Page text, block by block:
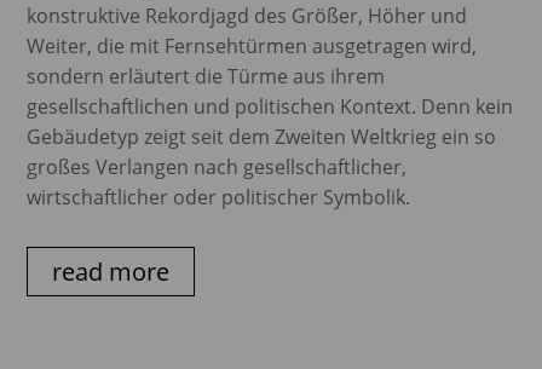
konstruktive Rekordjagd des Größer, Höher und
Weiter, die mit Fernsehtürmen ausgetragen wird,
sondern erläutert die Türme aus ihrem
gesellschaftlichen und politischen Kontext. Denn kein
Gebäudetyp zeigt seit dem Zweiten Weltkrieg ein so
großes Verlangen nach gesellschaftlicher,
wirtschaftlicher oder politischer Symbolik.
read more